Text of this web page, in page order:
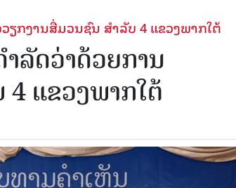
ກງານສື່ມວນຊົນ ສຳລັບ 4 ແຂວງພາກໃຕ້
ລັດວ່າດ້ວຍການ
4 ແຂວງພາກໃຕ້